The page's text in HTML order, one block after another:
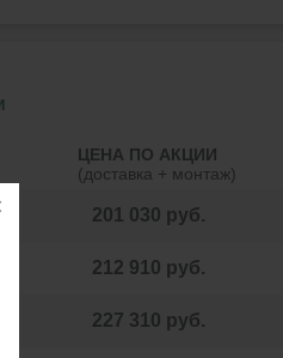
ЦЕНА ПО АКЦИИ
(доставка + монтаж)
201 030 руб.
212 910 руб.
227 310 руб.